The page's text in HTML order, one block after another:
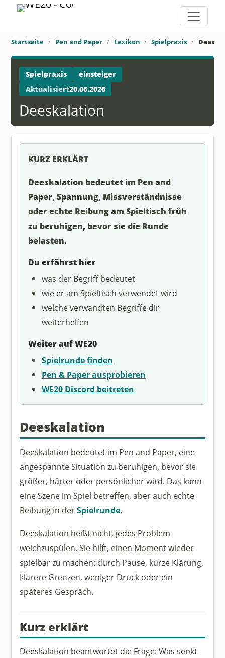
Startseite Pen and Paper Lexikon Spielpraxis
Spielpraxis
einsteiger
Aktualisiert20.06.2026
Deeskalation
KURZ ERKLÄRT
Deeskalation bedeutet im Pen and
Paper, Spannung, Missverständnisse
oder echte Reibung am Spieltisch früh
zu beruhigen, bevor sie die Runde
belasten.
Du erfährst hier
was der Begriff bedeutet
wie er am Spieltisch verwendet wird
welche verwandten Begriffe dir
weiterhelfen
Weiter auf WE20
Spielrunde finden
Pen & Paper ausprobieren
WE20 Discord beitreten
Deeskalation
Deeskalation bedeutet im Pen and Paper, eine
angespannte Situation zu beruhigen, bevor sie
größer, härter oder persönlicher wird. Das kann
eine Szene im Spiel betreffen, aber auch echte
Reibung in derSpielrunde.
Deeskalation heißt nicht, jedes Problem
weichzuspülen. Sie hilft, einen Moment wieder
spielbar zu machen: durch Pause, kurze Klärung,
klarere Grenzen, weniger Druck oder ein
späteres Gespräch.
Kurz erklärt
Deeskalation beantwortet die Frage: Was senkt